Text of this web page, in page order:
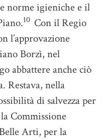
norme igieniche e il
10 Con il Regio
l’approvazione
Borzì, nel
abbattere anche ciò
Restava, nella
di salvezza per
Commissione
Arti, per la